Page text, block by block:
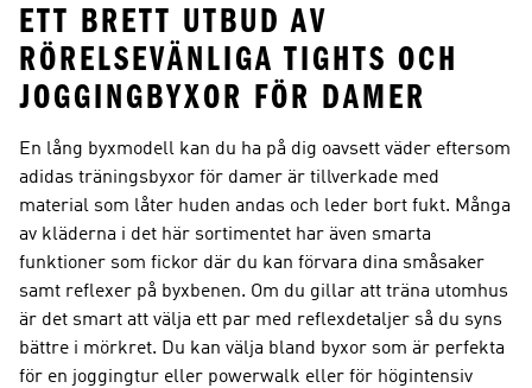
ETT BRETT UTBUD AV
RÖRELSEVÄNLIGA TIGHTS OCH
JOGGINGBYXOR FÖR DAMER
En lång byxmodell kan du ha på dig oavsett väder eftersom
adidas träningsbyxor för damer är tillverkade med
material som låter huden andas och leder bort fukt. Många
av kläderna i det här sortimentet har även smarta
funktioner som fickor där du kan förvara dina småsaker
samt reflexer på byxbenen. Om du gillar att träna utomhus
är det smart att välja ett par med reflexdetaljer så du syns
bättre i mörkret. Du kan välja bland byxor som är perfekta
för en joggingtur eller powerwalk eller för högintensiv